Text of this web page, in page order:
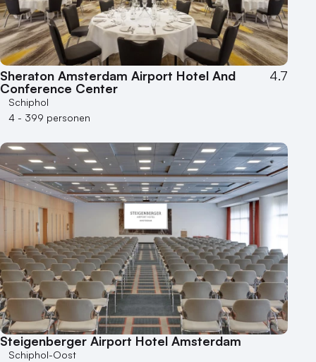
Sheraton Amsterdam Airport Hotel And
Conference Center
4.7
Schiphol
4 - 399 personen
Steigenberger Airport Hotel Amsterdam
Schiphol-Oost